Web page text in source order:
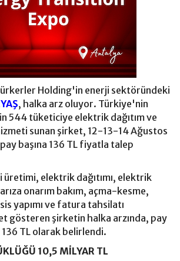
Holding'in enerji sektöründeki
, halka arz oluyor. Türkiye'nin
544 tüketiciye elektrik dağıtım ve
sunan şirket, 12-13-14 Ağustos
başına 136 TL fiyatla talep
üretimi, elektrik dağıtımı, elektrik
onarım bakım, açma-kesme,
yapımı ve fatura tahsilatı
gösteren şirketin halka arzında, pay
136 TL olarak belirlendi.
10,5 MİLYAR TL